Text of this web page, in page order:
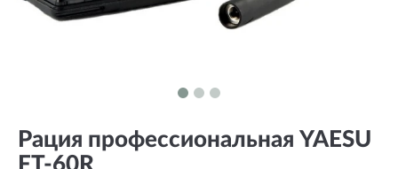
Рация профессиональная YAESU